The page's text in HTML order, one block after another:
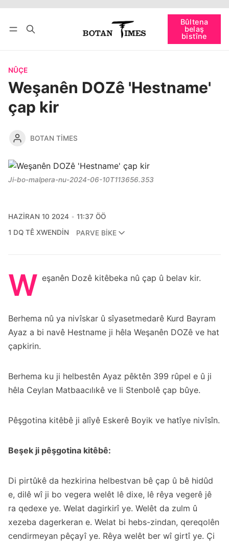
Bûltena
belaş
bistîne
bişopîne
NÛÇE
Weşanên DOZê 'Hestname'
çap kir
BOTAN TIMES
Ji-bo-malpera-nu-2024-06-10T113656.353
HAZIRAN 10 2024
11:37 ÖÖ
1 DQ TÊ XWENDIN
PARVE BIKE
W eşanên Dozê kitêbeka nû çap û belav kir.
Berhema nû ya nivîskar û sîyasetmedarê Kurd Bayram
Ayaz a bi navê Hestname ji hêla Weşanên DOZê ve hat
çapkirin.
Berhema ku ji helbestên Ayaz pêktên 399 rûpel e û ji
hêla Ceylan Matbaacılıkê ve li Stenbolê çap bûye.
Pêşgotina kitêbê ji alîyê Eskerê Boyik ve hatîye nivîsîn.
Beşek ji pêşgotina kitêbê:
Di pirtûkê da hezkirina helbestvan bê çap û bê hidûd
e, dilê wî ji bo vegera welêt lê dixe, lê rêya vegerê jê
ra qedexe ye. Welat dagirkirî ye. Welêt da zulm û
xezeba dagerkeran e. Welat bi hebs-zindan, qereqolên
cendirmeyan pêçayî ye. Rêya welêt ber wî girtî ye. Çi